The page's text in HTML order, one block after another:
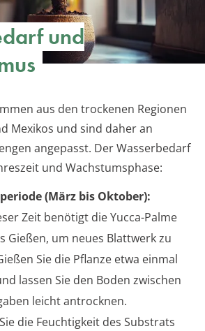
und
aus den trockenen Regionen
Mexikos und sind daher an
angepasst. Der Wasserbedarf
und Wachstumsphase:
(März bis Oktober):
Zeit benötigt die Yucca-Palme
Gießen, um neues Blattwerk zu
Sie die Pflanze etwa einmal
lassen Sie den Boden zwischen
leicht antrocknen.
die Feuchtigkeit des Substrats